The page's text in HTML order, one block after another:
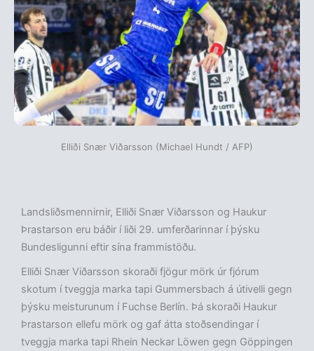
Elliði Snær Viðarsson (Michael Hundt / AFP)
Landsliðsmennirnir, Elliði Snær Viðarsson og Haukur
Þrastarson eru báðir í liði 29. umferðarinnar í þýsku
Bundesligunni eftir sína frammistöðu.
Elliði Snær Viðarsson skoraði fjögur mörk úr fjórum
skotum í tveggja marka tapi Gummersbach á útivelli gegn
þýsku meisturunum í Fuchse Berlín. Þá skoraði Haukur
Þrastarson ellefu mörk og gaf átta stoðsendingar í
tveggja marka tapi Rhein Neckar Löwen gegn Göppingen